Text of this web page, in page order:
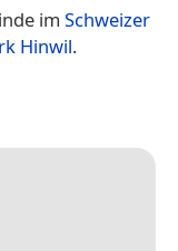
im Schweizer
Hinwil.